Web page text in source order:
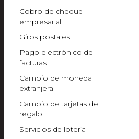
Cobro de cheque
empresarial
Giros postales
Pago electrónico de
facturas
Cambio de moneda
extranjera
Cambio de tarjetas de
regalo
Servicios de lotería